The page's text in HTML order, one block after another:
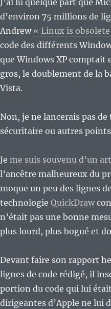
J’ai lu quelque part que
d’environ 75 millions de
Andrew « Linux is
code des différents
que Windows XP comptait
gros, le doublement de la
Vista.
Non, je ne lancerais pas
sécuritaire ou autres
Je me suis souvenu d’un
l’ancêtre malheureux du
moque un peu des lignes
technologie QuickDraw
n’était pas une bonne
plus lourd, plus bogué et
Devant faire son rapport
lignes de code rédigé, il
portion du code qui lui
dirigeantes d’Apple ne lui